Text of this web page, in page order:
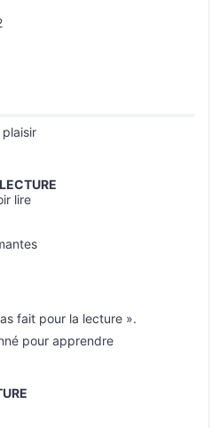
lire
fait pour la lecture ».
pour apprendre